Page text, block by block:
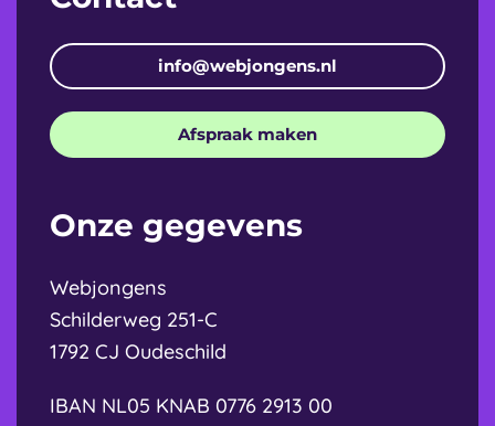
info@webjongens.nl
Afspraak maken
Onze gegevens
Webjongens
Schilderweg 251-C
1792 CJ Oudeschild
IBAN NL05 KNAB 0776 2913 00